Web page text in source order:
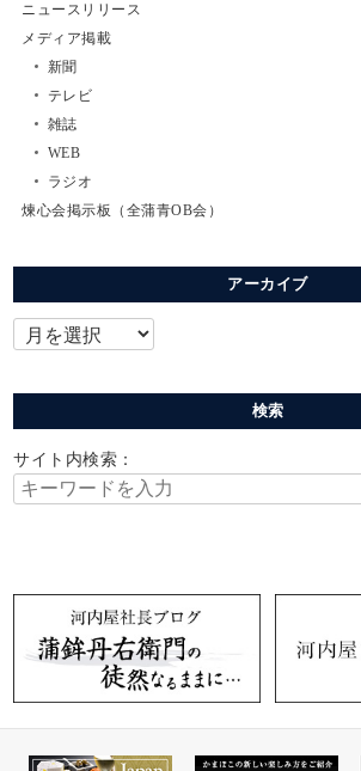
ニュースリリース
メディア掲載
新聞
テレビ
雑誌
WEB
ラジオ
煉心会掲示板（全蒲青OB会）
アーカイブ
検索
サイト内検索：